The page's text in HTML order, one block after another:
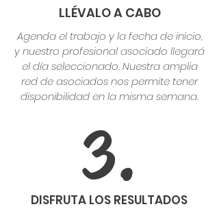
LLÉVALO A CABO
Agenda el trabajo y la fecha de inicio,
y nuestro profesional asociado llegará
el día seleccionado. Nuestra amplia
red de asociados nos permite tener
disponibilidad en la misma semana.
3.
DISFRUTA LOS RESULTADOS